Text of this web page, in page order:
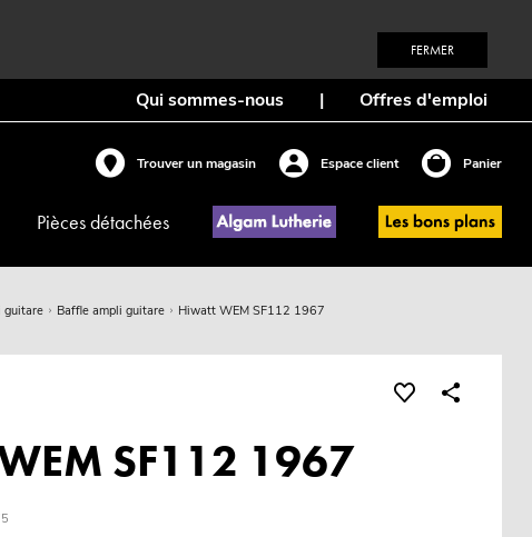
FERMER
Qui sommes-nous | Offres d'emploi
Trouver un magasin Espace client Panier
Pièces détachées
guitare Baffle ampli guitare Hiwatt WEM SF112 1967
SF112 1967